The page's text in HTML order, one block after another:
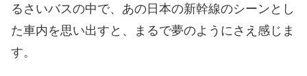
るさいバスの中で、あの日本の新幹線のシーンとし
た車内を思い出すと、まるで夢のようにさえ感じま
す。